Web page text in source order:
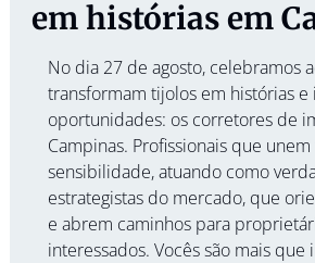
em histórias em
No dia 27 de agosto, celebramos
transformam tijolos em histórias e
oportunidades: os corretores de
Campinas. Profissionais que
sensibilidade, atuando como
estrategistas do mercado, que
e abrem caminhos para
interessados. Vocês são mais